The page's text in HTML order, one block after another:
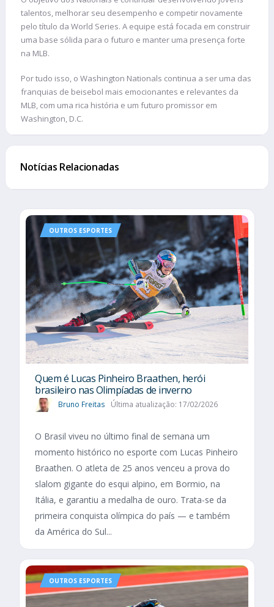
talentos, melhorar seu desempenho e competir novamente
pelo título da World Series. A equipe está focada em construir
uma base sólida para o futuro e manter uma presença forte
na MLB.
Por tudo isso, o Washington Nationals continua a ser uma das
franquias de beisebol mais emocionantes e relevantes da
MLB, com uma rica história e um futuro promissor em
Washington, D.C.
Notícias Relacionadas
OUTROS ESPORTES
Quem é Lucas Pinheiro Braathen, herói
brasileiro nas Olimpíadas de inverno
Bruno Freitas Última atualização: 17/02/2026
O Brasil viveu no último final de semana um
momento histórico no esporte com Lucas Pinheiro
Braathen. O atleta de 25 anos venceu a prova do
slalom gigante do esqui alpino, em Bormio, na
Itália, e garantiu a medalha de ouro. Trata-se da
primeira conquista olímpica do país — e também
da América do Sul...
OUTROS ESPORTES